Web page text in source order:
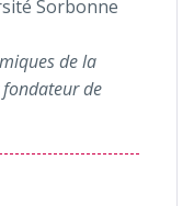
Sorbonne
de la
de